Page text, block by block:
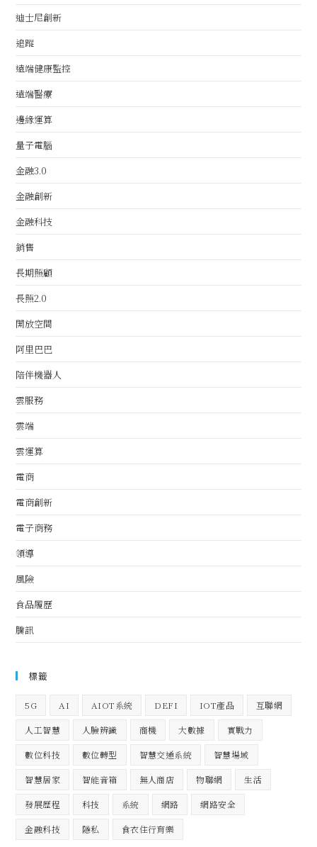
迪士尼創新
追蹤
遠端健康監控
遠端醫療
邊緣運算
量子電腦
金融3.0
金融創新
金融科技
銷售
長期照顧
長照2.0
開放空間
阿里巴巴
陪伴機器人
雲服務
雲端
雲運算
電商
電商創新
電子商務
領導
風險
食品履歷
騰訊
標籤
5G AI AIOT系統 DEFI IOT產品 互聯網
人工智慧 人臉辨識 商機 大數據 實戰力
數位科技 數位轉型 智慧交通系統 智慧場域
智慧居家 智能音箱 無人商店 物聯網 生活
發展歷程 科技 系統 網路 網路安全
金融科技 隱私 食衣住行育樂